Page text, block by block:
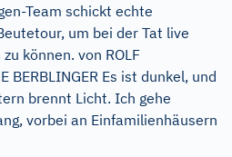
Team schickt echte
um bei der Tat live
können. von ROLF
BERBLINGER Es ist dunkel, und
brennt Licht. Ich gehe
vorbei an Einfamilienhäusern